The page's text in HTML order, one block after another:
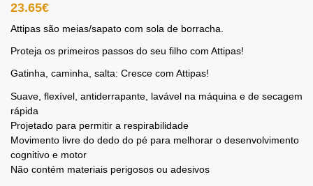
23.65€
Attipas são meias/sapato com sola de borracha.
Proteja os primeiros passos do seu filho com Attipas!
Gatinha, caminha, salta: Cresce com Attipas!
Suave, flexível, antiderrapante, lavável na máquina e de secagem
rápida
Projetado para permitir a respirabilidade
Movimento livre do dedo do pé para melhorar o desenvolvimento
cognitivo e motor
Não contém materiais perigosos ou adesivos